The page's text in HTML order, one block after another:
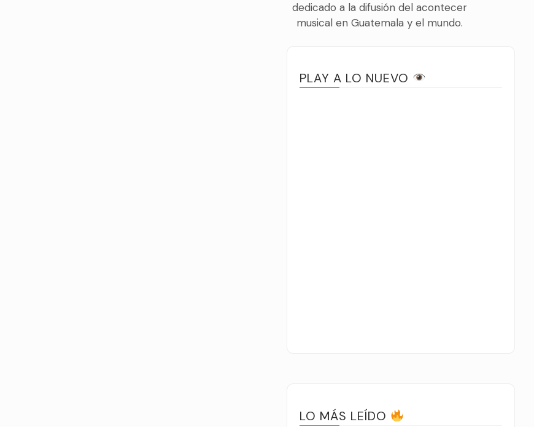
dedicado a la difusión del acontecer
musical en Guatemala y el mundo.
PLAY A LO NUEVO
LO MÁS LEÍDO